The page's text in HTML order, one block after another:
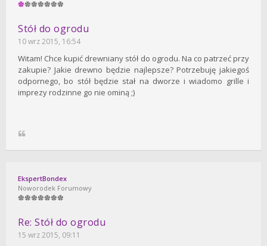
Stół do ogrodu
10 wrz 2015, 16:54
Witam! Chce kupić drewniany stół do ogrodu. Na co patrzeć przy
zakupie? Jakie drewno będzie najlepsze? Potrzebuję jakiegoś
odpornego, bo stół będzie stał na dworze i wiadomo grille i
imprezy rodzinne go nie ominą ;)
EkspertBondex
Noworodek Forumowy
Re: Stół do ogrodu
15 wrz 2015, 09:11